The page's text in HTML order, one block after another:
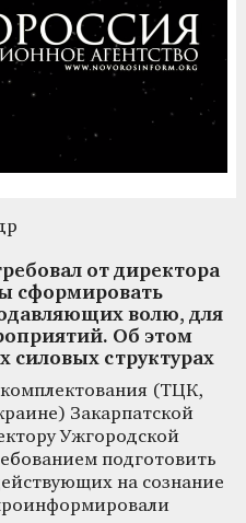
от директора
сформировать
волю, для
Об этом
силовых структурах
(ТЦК,
Закарпатской
Ужгородской
подготовить
на сознание